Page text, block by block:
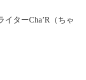
ターCha’R（ちゃ